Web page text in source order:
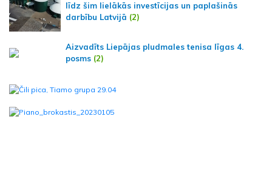
līdz šim lielākās investīcijas un paplašinās
darbību Latvijā (2)
Aizvadīts Liepājas pludmales tenisa līgas 4.
posms (2)